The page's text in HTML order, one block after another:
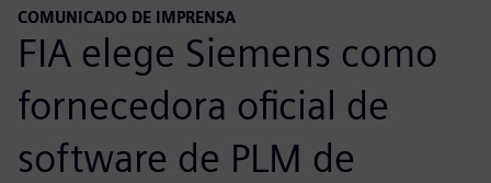
COMUNICADO DE IMPRENSA
FIA elege Siemens como
fornecedora oficial de
software de PLM de